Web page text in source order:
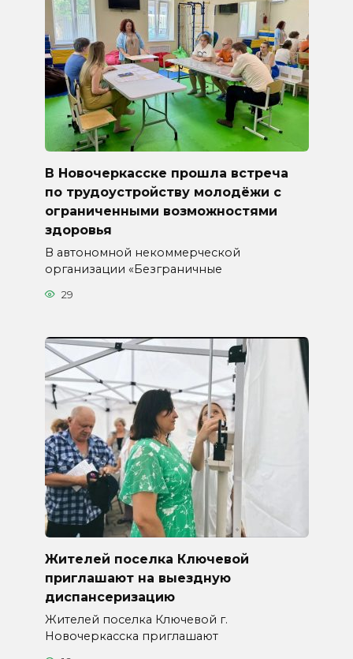
В Новочеркасске прошла встреча
по трудоустройству молодёжи с
ограниченными возможностями
здоровья
В автономной некоммерческой
организации «Безграничные
29
Жителей поселка Ключевой
приглашают на выездную
диспансеризацию
Жителей поселка Ключевой г.
Новочеркасска приглашают